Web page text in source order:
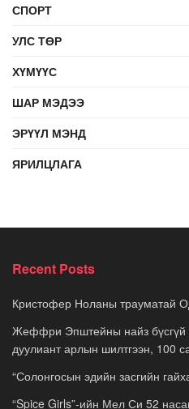
СПОРТ
УЛС ТӨР
ХҮМҮҮС
ШАР МЭДЭЭ
ЭРҮҮЛ МЭНД
ЯРИЛЦЛАГА
Recent Posts
Кристофер Ноланы трауматай
Жеффри Эпштейны найз бүсгүй
дуулиант арлын шилтгээн, 100
“Солонгосын эдийн засгийн
“Spice Girls”-ийн Мел Си 52